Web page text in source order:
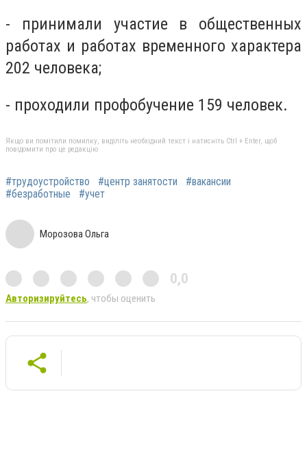
- принимали участие в общественных
работах и ​​работах временного характера
202 человека;
- проходили профобучение 159 человек.
Якщо ви помітили помилку, виділіть необхідний текст і натисніть Ctrl + Enter, щоб
повідомити про це редакцію
#трудоустройство #центр занятости
#вакансии
#безработные
#учет
Морозова Ольга
0,0
Авторизируйтесь, чтобы оценить